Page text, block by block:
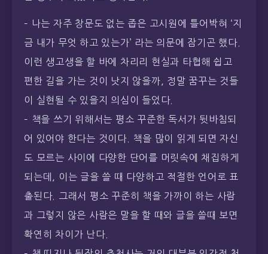
– 나는 자주 창문도 없는 좁은 고시원에 틀어박혀 ‘지
금 내가 무엇 하고 있는가’ 라는 의문에 잠기곤 했다.
이런 생고생을 할 바에 차리리 현실과 타협해 쉽고
편한 길을 가는 것이 낫지 않을까, 정말 꿈꾸는 것들
이 실현될 수 있을지 의심이 들었다.
– 책을 쓰기 위해서는 평소 꾸준한 독서가 뒷바침되
어 있어야 한다는 것이다. 책을 많이 읽게 되면 자신
도 모르는 사이에 다양한 단어를 머릿속에 채집하게
되는데, 이는 글을 쓸 때 다양하고 적절한 언어로 표
출된다. 그래서 평소 꾸준히 책을 가까이 하는 사람
과 그렇지 않은 사람은 말을 할 때와 글을 쓸때 보면
확연히 차이가 난다.